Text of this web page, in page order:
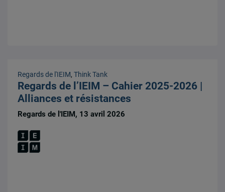
Regards de l'IEIM,Think Tank
Regards de l’IEIM – Cahier 2025-2026 |
Alliances et résistances
Regards de l'IEIM, 13 avril 2026